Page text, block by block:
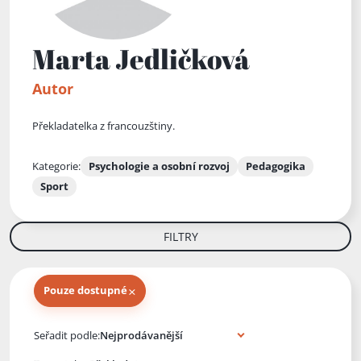
Marta Jedličková
Autor
Překladatelka z francouzštiny.
Kategorie: Psychologie a osobní rozvoj
Pedagogika
Sport
FILTRY
Pouze dostupné×
Seřadit podle: